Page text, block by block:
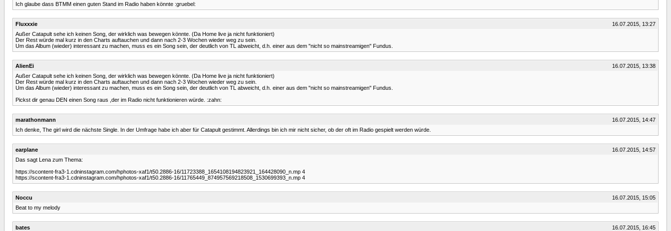
Ich glaube dass BTMM einen guten Stand im Radio haben könnte :gruebel:
Fluxxxie
16.07.2015, 13:27
Außer Catapult sehe ich keinen Song, der wirklich was bewegen könnte. (Da Home live ja nicht funktioniert)
Der Rest würde mal kurz in den Charts auftauchen und dann nach 2-3 Wochen wieder weg zu sein.
Um das Album (wieder) interessant zu machen, muss es ein Song sein, der deutlich von TL abweicht, d.h. einer aus dem "nicht so mainstreamigen" Fundus.
AlienEi
16.07.2015, 13:38
Außer Catapult sehe ich keinen Song, der wirklich was bewegen könnte. (Da Home live ja nicht funktioniert)
Der Rest würde mal kurz in den Charts auftauchen und dann nach 2-3 Wochen wieder weg zu sein.
Um das Album (wieder) interessant zu machen, muss es ein Song sein, der deutlich von TL abweicht, d.h. einer aus dem "nicht so mainstreamigen" Fundus.
Pickst dir genau DEN einen Song raus ,der im Radio nicht funktionieren würde. :zahn:
marathonmann
16.07.2015, 14:47
Ich denke, The girl wird die nächste Single. In der Umfrage habe ich aber für Catapult gestimmt. Allerdings bin ich mir nicht sicher, ob der oft im Radio gespielt werden würde.
earplane
16.07.2015, 14:57
Das sagt Lena zum Thema:
https://scontent-fra3-1.cdninstagram.com/hphotos-xaf1/t50.2886-16/11723388_1654108194823921_164428090_n.mp 4
https://scontent-fra3-1.cdninstagram.com/hphotos-xaf1/t50.2886-16/11765449_874957569218508_1530699393_n.mp 4
Noccu
16.07.2015, 15:05
Beat to my melody
bates
16.07.2015, 16:45